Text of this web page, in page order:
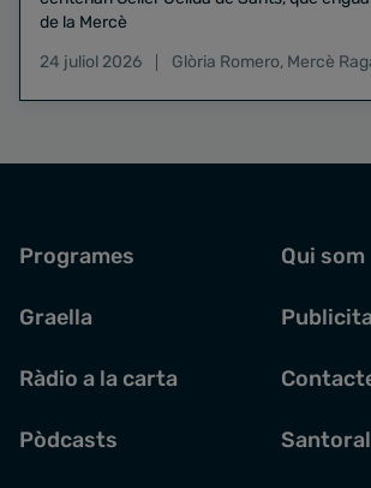
de la Mercè
24 juliol 2026
Glòria Romero, Mercè
Programes
Graella
Ràdio a la carta
Pòdcasts
Qui som
Santoral